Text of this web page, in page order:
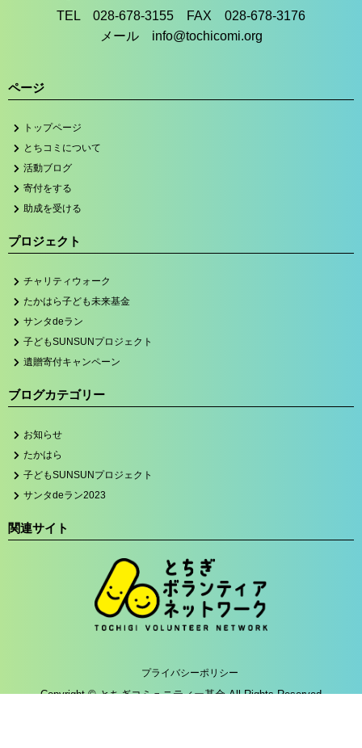
TEL 028-678-3155 FAX 028-678-3176
メール info@tochicomi.org
ページ
トップページ
とちコミについて
活動ブログ
寄付をする
助成を受ける
プロジェクト
チャリティウォーク
たかはら子ども未来基金
サンタdeラン
子どもSUNSUNプロジェクト
遺贈寄付キャンペーン
ブログカテゴリー
お知らせ
たかはら
子どもSUNSUNプロジェクト
サンタdeラン2023
関連サイト
プライバシーポリシー
Copyright © とちぎコミュニティー基金 All Rights Reserved